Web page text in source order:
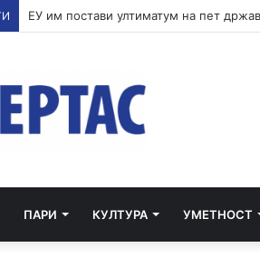
По речиси 30 години почнува
ПАРИ КУЛТУРА УМЕТНОСТ